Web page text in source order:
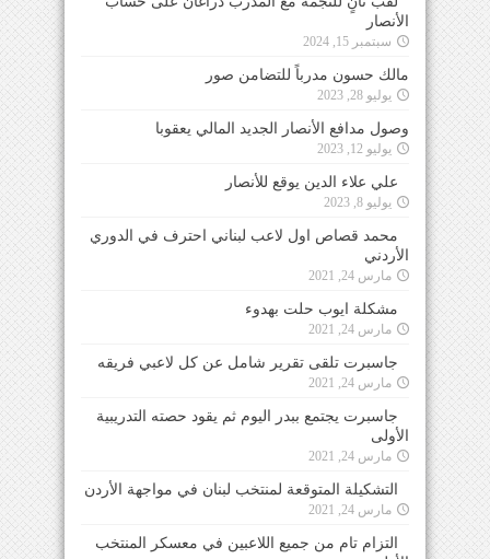
الأنصار
سبتمبر 15, 2024
مالك حسون مدرباً للتضامن صور
يوليو 28, 2023
وصول مدافع الأنصار الجديد المالي يعقوبا
يوليو 12, 2023
علي علاء الدين يوقع للأنصار
يوليو 8, 2023
محمد قصاص اول لاعب لبناني احترف في الدوري
الأردني
مارس 24, 2021
مشكلة ايوب حلت بهدوء
مارس 24, 2021
جاسبرت تلقى تقرير شامل عن كل لاعبي فريقه
مارس 24, 2021
جاسبرت يجتمع ببدر اليوم ثم يقود حصته التدريبية
الأولى
مارس 24, 2021
التشكيلة المتوقعة لمنتخب لبنان في مواجهة الأردن
مارس 24, 2021
التزام تام من جميع اللاعبين في معسكر المنتخب